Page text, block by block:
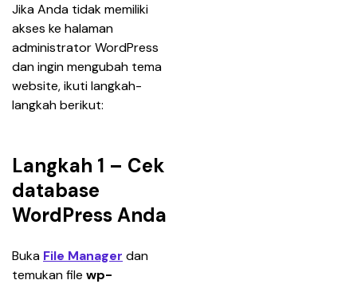
Jika Anda tidak memiliki
akses ke halaman
administrator WordPress
dan ingin mengubah tema
website, ikuti langkah-
langkah berikut:
Langkah 1 – Cek
database
WordPress Anda
Buka File Manager dan
temukan file wp-